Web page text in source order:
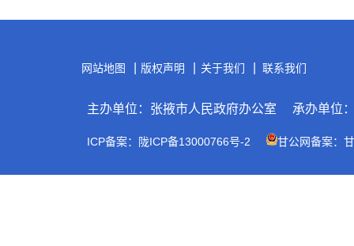
网站地图 版权声明 关于我们 联系我们
主办单位：张掖市人民政府办公室 承办单位
ICP备案：陇ICP备13000766号-2 甘公网备案：